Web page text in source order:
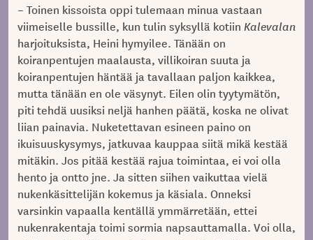
– Toinen kissoista oppi tulemaan minua vastaan
viimeiselle bussille, kun tulin syksyllä kotiin Kalevalan
harjoituksista, Heini hymyilee. Tänään on
koiranpentujen maalausta, villikoiran suuta ja
koiranpentujen häntää ja tavallaan paljon kaikkea,
mutta tänään en ole väsynyt. Eilen olin tyytymätön,
piti tehdä uusiksi neljä hanhen päätä, koska ne olivat
liian painavia. Nuketettavan esineen paino on
ikuisuuskysymys, jatkuvaa kauppaa siitä mikä kestää
mitäkin. Jos pitää kestää rajua toimintaa, ei voi olla
hento ja ontto jne. Ja sitten siihen vaikuttaa vielä
nukenkäsittelijän kokemus ja käsiala. Onneksi
varsinkin vapaalla kentällä ymmärretään, ettei
nukenrakentaja toimi sormia napsauttamalla. Voi olla,